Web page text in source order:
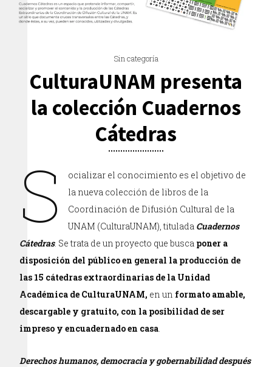
Sin categoría
CulturaUNAM presenta
la colección Cuadernos
Cátedras
S
ocializar el conocimiento es el objetivo de
la nueva colección de libros de la
Coordinación de Difusión Cultural de la
UNAM (CulturaUNAM), titulada Cuadernos
Cátedras. Se trata de un proyecto que busca poner a
disposición del público en general la producción de
las 15 cátedras extraordinarias de la Unidad
Académica de CulturaUNAM, en un formato amable,
descargable y gratuito, con la posibilidad de ser
impreso y encuadernado en casa.
Derechos humanos, democracia y gobernabilidad después